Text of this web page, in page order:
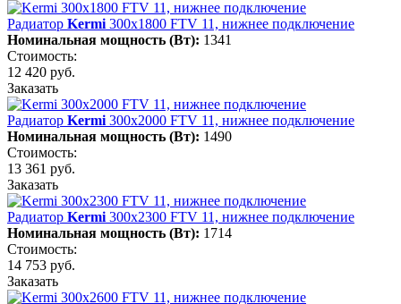
Радиатор Kermi 300х1800 FTV 11, нижнее подключение
Номинальная мощность (Вт): 1341
Стоимость:
12 420 руб.
Заказать
Радиатор Kermi 300х2000 FTV 11, нижнее подключение
Номинальная мощность (Вт): 1490
Стоимость:
13 361 руб.
Заказать
Радиатор Kermi 300х2300 FTV 11, нижнее подключение
Номинальная мощность (Вт): 1714
Стоимость:
14 753 руб.
Заказать